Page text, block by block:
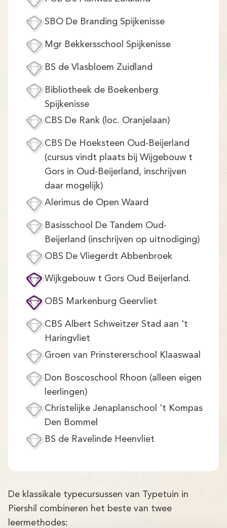
SBO De Branding Spijkenisse
Mgr Bekkersschool Spijkenisse
BS de Vlasbloem Zuidland
Bibliotheek de Boekenberg
Spijkenisse
CBS De Rank (loc. Oranjelaan)
CBS De Hoeksteen Oud-Beijerland
(cursus vindt plaats bij Wijgebouw t
Gors in Oud-Beijerland, inschrijven
daar mogelijk)
Alerimus de Open Waard
Basisschool De Tandem Oud-
Beijerland (inschrijven op uitnodiging)
OBS De Vliegerdt Abbenbroek
Wijkgebouw t Gors Oud Beijerland.
OBS Markenburg Geervliet
CBS Albert Schweitzer Stad aan 't
Haringvliet
Groen van Prinstererschool Klaaswaal
Don Boscoschool Rhoon (alleen eigen
leerlingen)
Christelijke Jenaplanschool 't Kompas
Den Bommel
BS de Ravelinde Heenvliet
De klassikale typecursussen van Typetuin in
Piershil combineren het beste van twee
leermethodes: